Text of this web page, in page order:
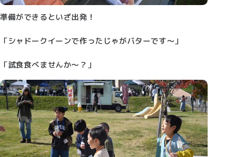
準備ができるといざ出発！
「シャドークイーンで作ったじゃがバターです～」
「試食食べませんか～？」